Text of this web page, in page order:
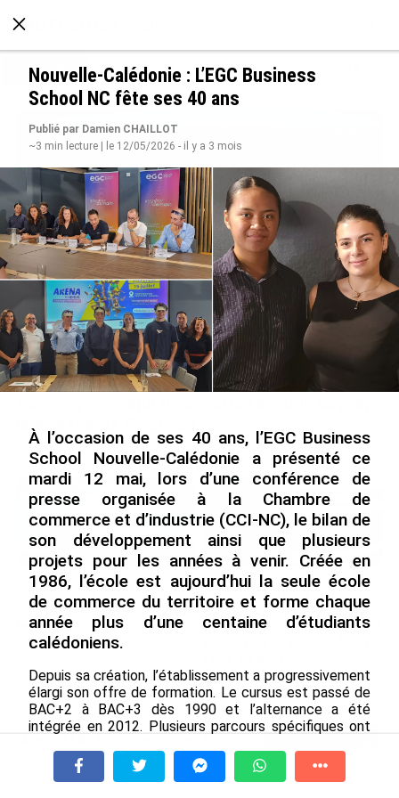
À LA UNE POLITIQUE ECONOMIE SOCIÉTÉ
SÉRIE. Histoire des chefs-lieux d’Outre-mer :
le nickel et le Pacifique
le 08/08/2026
Rapport 2025 de l’Ifremer :
un engagement décisif dans
les Outre-mer
le 07/08/2026
De Messi à Trump :
l’expérience internationale
du Martiniquais Benoît Etinof
le 07/08/2026
Avec VEENI, le Guadeloupéen Yanis
Foy entend participer au
développement tourist...
À la une Tv Radio A Propos
Nouvelle-Calédonie : L’EGC Business
School NC fête ses 40 ans
Publié par Damien CHAILLOT
~3 min lecture | le 12/05/2026 - il y a 3 mois
À l’occasion de ses 40 ans, l’EGC Business
School Nouvelle-Calédonie a présenté ce
mardi 12 mai, lors d’une conférence de
presse organisée à la Chambre de
commerce et d’industrie (CCI-NC), le bilan de
son développement ainsi que plusieurs
projets pour les années à venir. Créée en
1986, l’école est aujourd’hui la seule école
de commerce du territoire et forme chaque
année plus d’une centaine d’étudiants
calédoniens.
Depuis sa création, l’établissement a progressivement
élargi son offre de formation. Le cursus est passé de
BAC+2 à BAC+3 dès 1990 et l’alternance a été
intégrée en 2012. Plusieurs parcours spécifiques ont
un parcours entrepreneuriat et, depuis 2023, un
parcours destiné aux sportifs de haut niveau.